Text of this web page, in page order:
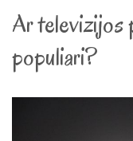
Ar televizijos
populiari?